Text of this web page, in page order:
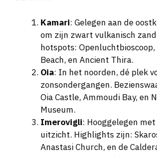
om zijn zwart vulkanisch
hotspots: Openluchtbioscoop,
Beach, en Ancient Thira.
Oia: In het noorden, dé plek
zonsondergangen.
Oia Castle, Ammoudi Bay, en
Museum.
Imerovigli
uitzicht. Highlights zijn:
Anastasi Church, en de
Perissa: Aan de zuidoostkust,